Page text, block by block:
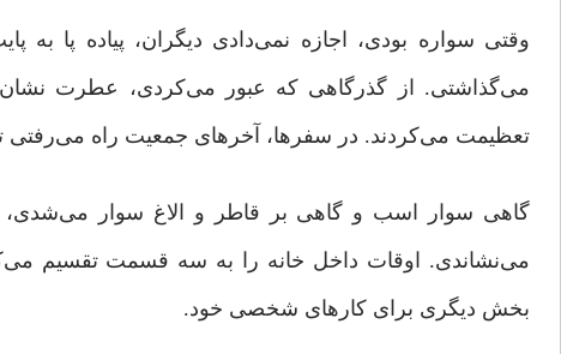
وقتی سواره بودی، اجازه نمی‌دادی دیگران، پیاده پا
می‌گذاشتی. از گذرگاهی که عبور می‌کردی، عطرت نشان
تعظیمت می‌کردند. در سفرها، آخرهای جمعیت راه
گاهی سوار اسب و گاهی بر قاطر و الاغ سوار می‌شدی،
می‌نشاندی. اوقات داخل خانه را به سه قسمت تقسیم
بخش دیگری برای کارهای شخصی خود.